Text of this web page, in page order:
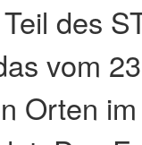
des
vom
Orten